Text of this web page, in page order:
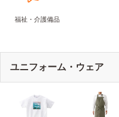
福祉・介護備品
ユニフォーム・ウェア